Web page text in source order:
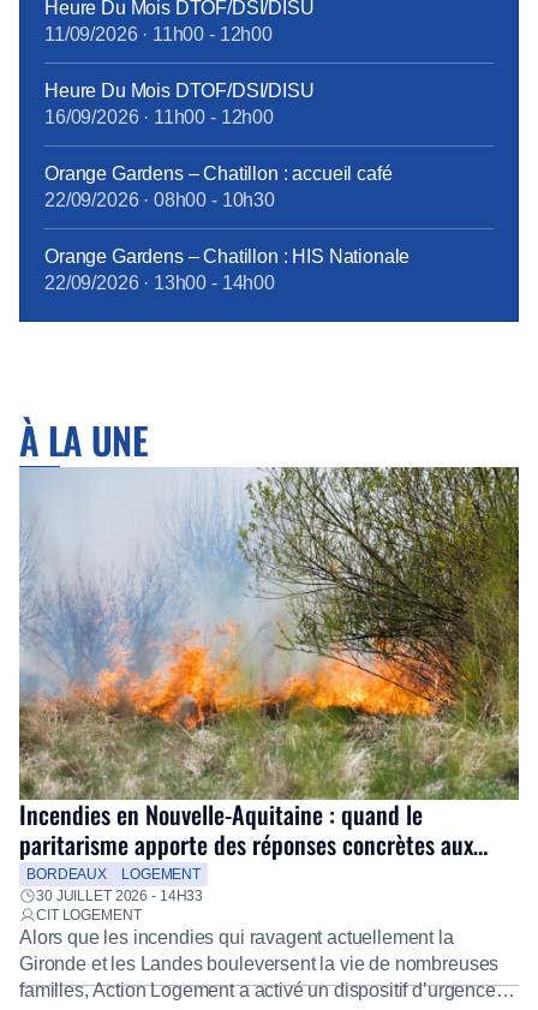
Heure Du Mois DTOF/DSI/DISU
11/09/2026· 11h00 - 12h00
Heure Du Mois DTOF/DSI/DISU
16/09/2026· 11h00 - 12h00
Orange Gardens – Chatillon : accueil café
22/09/2026· 08h00 - 10h30
Orange Gardens – Chatillon : HIS Nationale
22/09/2026· 13h00 - 14h00
À LA UNE
Incendies en Nouvelle-Aquitaine : quand le
paritarisme apporte des réponses concrètes aux
salariés
BORDEAUX
LOGEMENT
30 JUILLET 2026 - 14H33
CIT LOGEMENT
Alors que les incendies qui ravagent actuellement la
Gironde et les Landes bouleversent la vie de nombreuses
familles, Action Logement a activé un dispositif d’urgence